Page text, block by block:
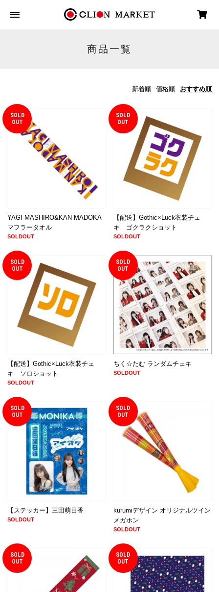
商品一覧
新着順 価格順 おすすめ順
SOLD
OUT
YAGI MASHIRO&KAN MADOKA
マフラータオル
SOLDOUT
SOLD
OUT
【配送】Gothic×Luck衣装チェ
キ ゴクラクショット
SOLDOUT
SOLD
OUT
【配送】Gothic×Luck衣装チェ
キ ソロショット
SOLDOUT
SOLD
OUT
ちく☆たむ ランダムチェキ
SOLDOUT
SOLD
OUT
【ステッカー】三田萌日香
SOLDOUT
SOLD
OUT
kurumiデザイン オリジナルツイン
メガホン
SOLDOUT
SOLD
OUT
SOLD
OUT